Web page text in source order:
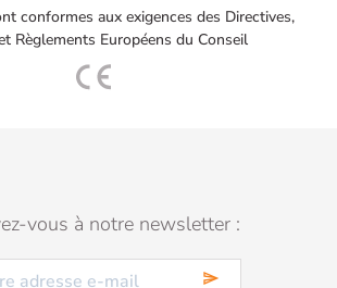
conformes aux exigences des Directives,
Règlements Européens du Conseil
vous à notre newsletter :
send